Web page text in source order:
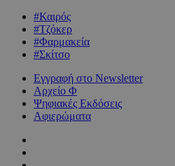
#Καιρός
#Τζόκερ
#Φαρμακεία
#Σκίτσο
Εγγραφή στο Newsletter
Αρχείο Φ
Ψηφιακές Εκδόσεις
Αφιερώματα